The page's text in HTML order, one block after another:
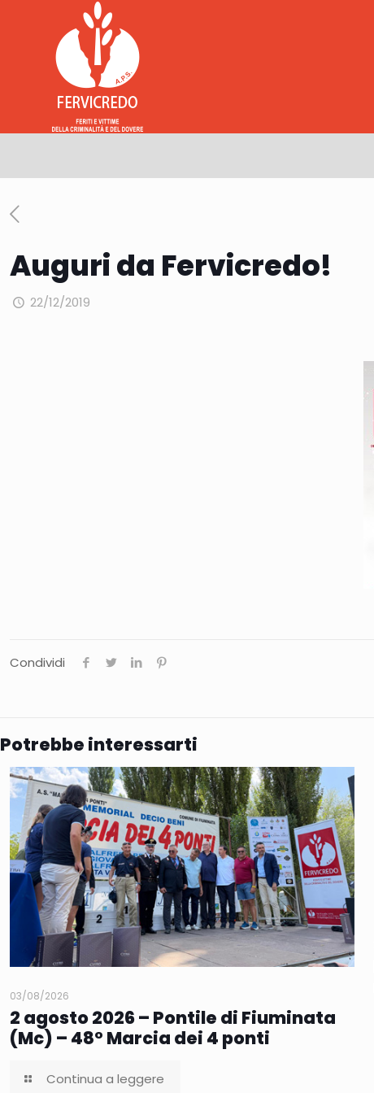
Auguri da Fervicredo!
22/12/2019
Condividi
Potrebbe interessarti
03/08/2026
2 agosto 2026 – Pontile di Fiuminata
(Mc) – 48° Marcia dei 4 ponti
Continua a leggere